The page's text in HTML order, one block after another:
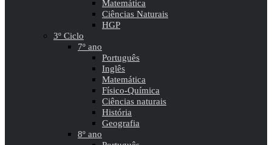
Matemática
Ciências Naturais
HGP
3º Ciclo
7º ano
Português
Inglês
Matemática
Físico-Química
Ciências naturais
História
Geografia
8º ano